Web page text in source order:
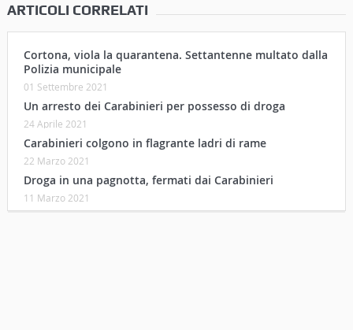
ARTICOLI CORRELATI
Cortona, viola la quarantena. Settantenne multato dalla
Polizia municipale
01 Settembre 2021
Un arresto dei Carabinieri per possesso di droga
24 Aprile 2021
Carabinieri colgono in flagrante ladri di rame
22 Marzo 2021
Droga in una pagnotta, fermati dai Carabinieri
11 Marzo 2021